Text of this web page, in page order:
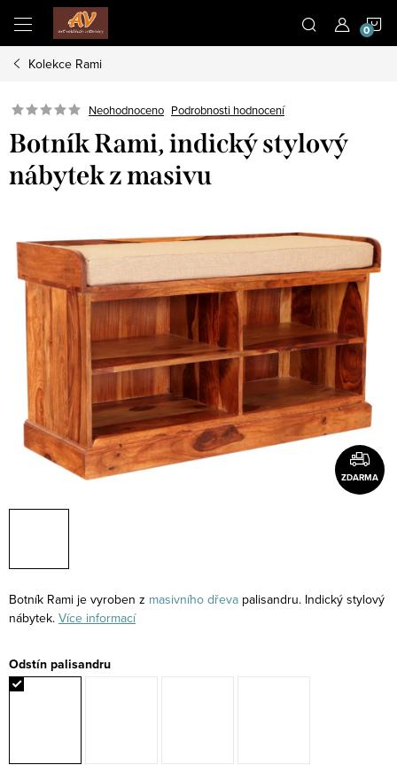
obsah
Kolekce Rami
Neohodnoceno Podrobnosti hodnocení
Botník Rami, indický stylový
nábytek z masivu
ZDARMA
Botník Rami je vyroben z masivního dřeva palisandru. Indický stylový
nábytek. Více informací
Odstín palisandru